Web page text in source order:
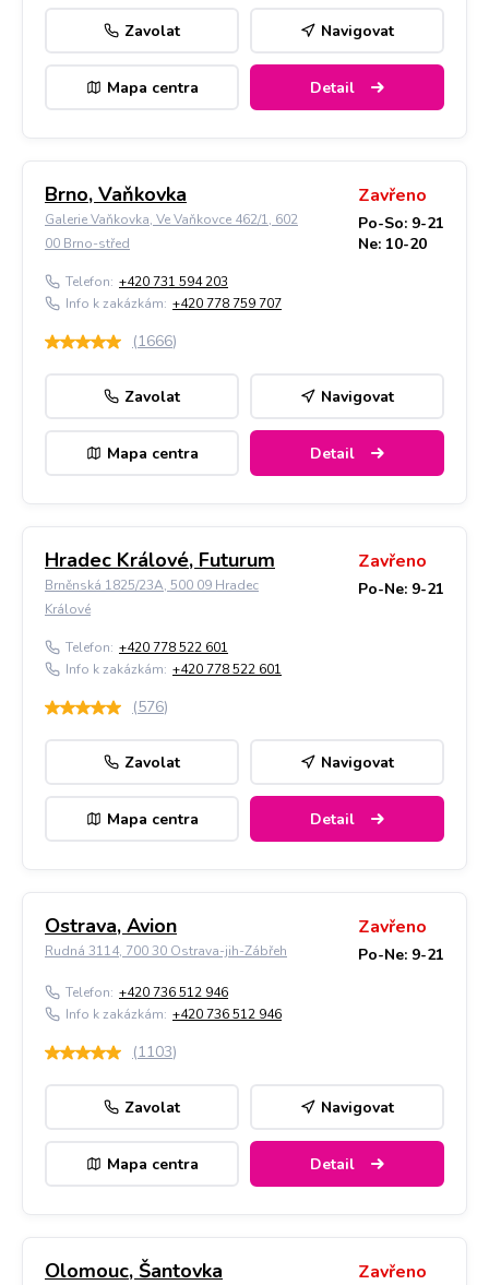
Zavolat Navigovat
Mapa centra Detail
Brno, Vaňkovka
Galerie Vaňkovka, Ve Vaňkovce 462/1, 602
00 Brno-střed
Zavřeno
Po-So: 9-21
Ne: 10-20
Telefon: +420 731 594 203
Info k zakázkám: +420 778 759 707
(1666)
Zavolat Navigovat
Mapa centra Detail
Hradec Králové, Futurum
Brněnská 1825/23A, 500 09 Hradec
Králové
Zavřeno
Po-Ne: 9-21
Telefon: +420 778 522 601
Info k zakázkám: +420 778 522 601
(576)
Zavolat Navigovat
Mapa centra Detail
Ostrava, Avion
Rudná 3114, 700 30 Ostrava-jih-Zábřeh
Zavřeno
Po-Ne: 9-21
Telefon: +420 736 512 946
Info k zakázkám: +420 736 512 946
(1103)
Zavolat Navigovat
Mapa centra Detail
Olomouc, Šantovka Zavřeno